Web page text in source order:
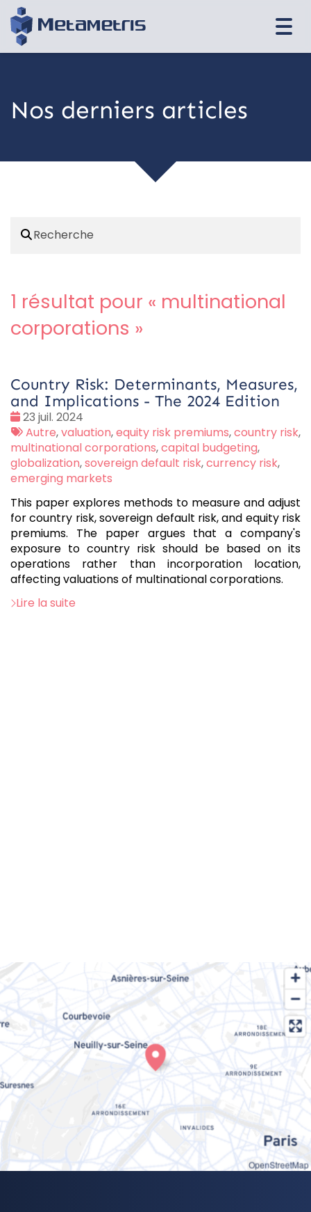
Nos derniers articles
1 résultat pour « multinational
corporations »
Country Risk: Determinants, Measures,
and Implications - The 2024 Edition
Date
:
23 juil. 2024
Tags
:
Autre,valuation,equity risk premiums,country risk,
multinational corporations,capital budgeting,
globalization,sovereign default risk,currency risk,
emerging markets
This paper explores methods to measure and adjust
for country risk, sovereign default risk, and equity risk
premiums. The paper argues that a company's
exposure to country risk should be based on its
operations rather than incorporation location,
affecting valuations of multinational corporations.
Lire la suite
OpenStreetMap